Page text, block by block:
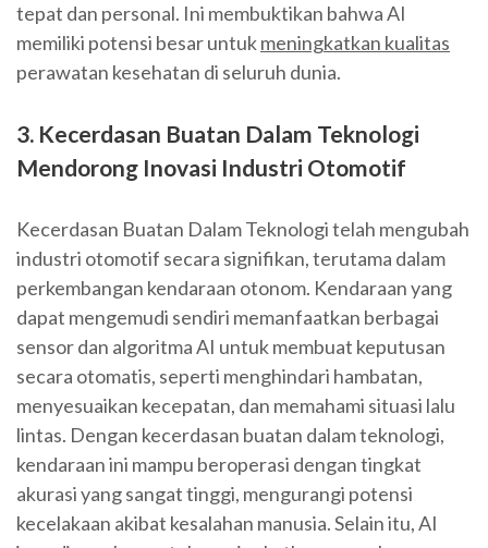
tepat dan personal. Ini membuktikan bahwa AI
memiliki potensi besar untukmeningkatkan kualitas
perawatan kesehatan di seluruh dunia.
3. Kecerdasan Buatan Dalam Teknologi
Mendorong Inovasi Industri Otomotif
Kecerdasan Buatan Dalam Teknologi telah mengubah
industri otomotif secara signifikan, terutama dalam
perkembangan kendaraan otonom. Kendaraan yang
dapat mengemudi sendiri memanfaatkan berbagai
sensor dan algoritma AI untuk membuat keputusan
secara otomatis, seperti menghindari hambatan,
menyesuaikan kecepatan, dan memahami situasi lalu
lintas. Dengan kecerdasan buatan dalam teknologi,
kendaraan ini mampu beroperasi dengan tingkat
akurasi yang sangat tinggi, mengurangi potensi
kecelakaan akibat kesalahan manusia. Selain itu, AI